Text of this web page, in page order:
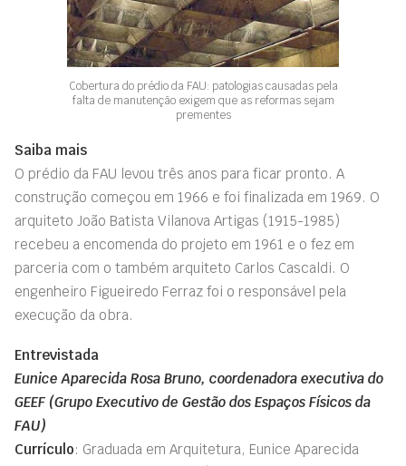
Cobertura do prédio da FAU: patologias causadas pela
falta de manutenção exigem que as reformas sejam
prementes
Saiba mais
O prédio da FAU levou três anos para ficar pronto. A
construção começou em 1966 e foi finalizada em 1969. O
arquiteto João Batista Vilanova Artigas (1915-1985)
recebeu a encomenda do projeto em 1961 e o fez em
parceria com o também arquiteto Carlos Cascaldi. O
engenheiro Figueiredo Ferraz foi o responsável pela
execução da obra.
Entrevistada
Eunice Aparecida Rosa Bruno, coordenadora executiva do
GEEF (Grupo Executivo de Gestão dos Espaços Físicos da
FAU)
Currículo: Graduada em Arquitetura, Eunice Aparecida